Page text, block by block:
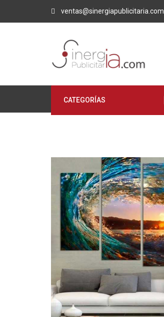
ventas@sinergiapublicitaria.com
CATEGORÍAS